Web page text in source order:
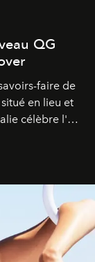
QG
faire de
en lieu et
célèbre l'art
intemporelle.